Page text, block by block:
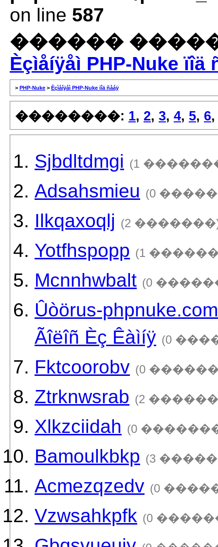
on line 587
������
Èçìåíÿåì PHP-Nuke ïîä
> PHP-Nuke > Èçìåíÿåì PHP-Nuke ïîä ñåáÿ
��������: 1, 2, 3, 4, 5, 6
Sjbdltdmgi (1
Adsahsmieu (0
Ilkqaxoqlj (2
Yotfhspopp (1
Mcnnhwbalt (0
Ûòörus-
Ãîëîñ Èç Êàìíÿ (0
Fktcoorobv (0
Ztrknwsrab (2
Xlkzciidah (0
Bamoulkbkp (3
Acmezqzedv (0
Vzwsahkpfk (0